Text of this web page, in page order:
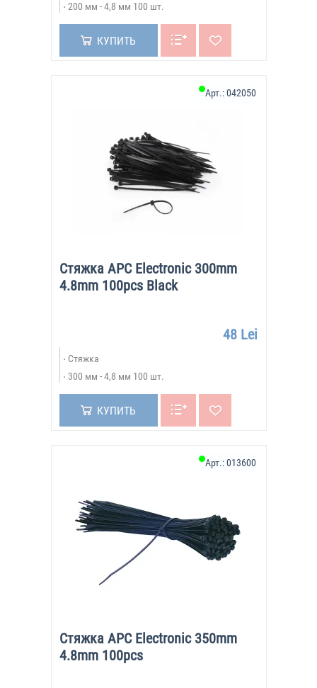
200 мм - 4,8 мм 100 шт.
КУПИТЬ
Стяжка APC Electronic 300mm
4.8mm 100pcs Black
Арт.:042050
48 Lei
Стяжка
300 мм - 4,8 мм 100 шт.
КУПИТЬ
Стяжка APC Electronic 350mm
4.8mm 100pcs
Арт.:013600